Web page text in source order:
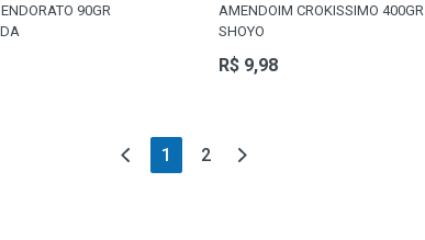
90GR
AMENDOIM CROKISSIMO 400GR
SHOYO
R$ 9,98
1 (current)
2